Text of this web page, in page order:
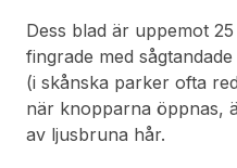
Dess blad är uppemot
fingrade med
(i skånska parker ofta
när knopparna öppnas,
av ljusbruna hår.